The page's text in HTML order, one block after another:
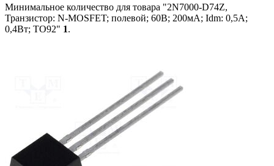
Минимальное количество для товара "2N7000-D74Z,
Транзистор: N-MOSFET; полевой; 60В; 200мА; Idm: 0,5А;
0,4Вт; TO92" 1.